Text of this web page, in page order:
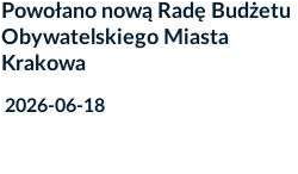
Nie przegap! Dołącz do Rady
Budżetu Obywatelskiego Nabór
trwa do: 29 maja 2026 r.
2026-05-14